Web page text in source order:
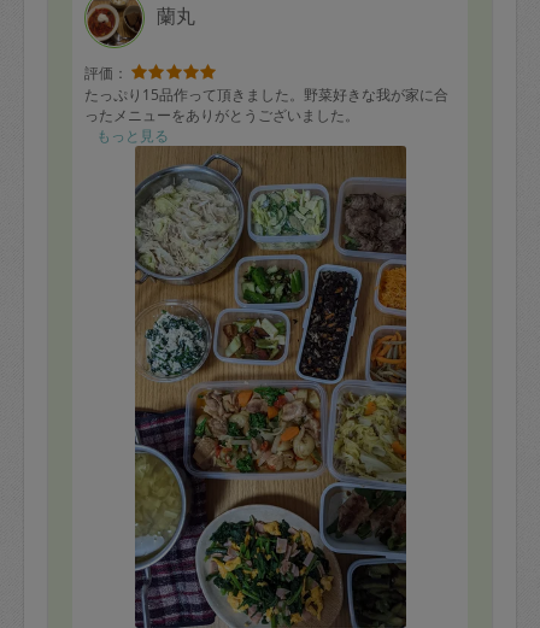
蘭丸
評価：
たっぷり15品作って頂きました。野菜好きな我が家に合
ったメニューをありがとうございました。
もっと見る